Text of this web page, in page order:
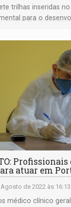
trilhas inseridas no
para o
Profissionais
atuar em
de 2022 às 16:13
médico clínico